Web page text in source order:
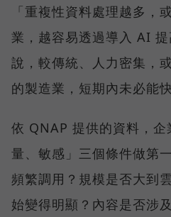
「重複性資料處理越多，
業，越容易透過導入 AI
說，較傳統、人力密集，
的製造業，短期內未必能
依 QNAP 提供的資料，企
量、敏感」三個條件做第
頻繁調用？規模是否大到
始變得明顯？內容是否涉